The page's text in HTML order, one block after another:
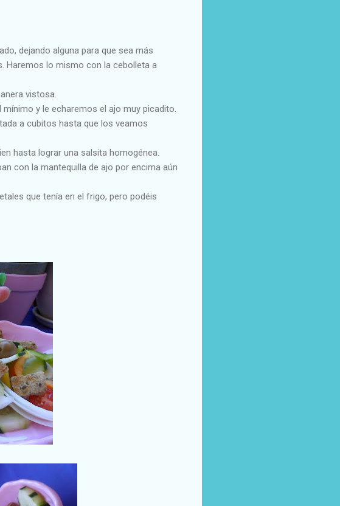
dejando alguna para que sea más
Haremos lo mismo con la cebolleta a
vistosa.
y le echaremos el ajo muy picadito.
a cubitos hasta que los veamos
hasta lograr una salsita homogénea.
con la mantequilla de ajo por encima aún
que tenía en el frigo, pero podéis